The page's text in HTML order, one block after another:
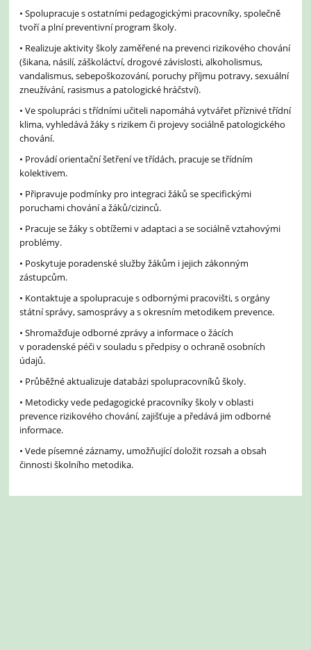
• Spolupracuje s ostatními pedagogickými pracovníky, společně
tvoří a plní preventivní program školy.
• Realizuje aktivity školy zaměřené na prevenci rizikového chování
(šikana, násilí, záškoláctví, drogové závislosti, alkoholismus,
vandalismus, sebepoškozování, poruchy příjmu potravy, sexuální
zneužívání, rasismus a patologické hráčství).
• Ve spolupráci s třídními učiteli napomáhá vytvářet příznivé třídní
klima, vyhledává žáky s rizikem či projevy sociálně patologického
chování.
• Provádí orientační šetření ve třídách, pracuje se třídním
kolektivem.
• Připravuje podmínky pro integraci žáků se specifickými
poruchami chování a žáků/cizinců.
• Pracuje se žáky s obtížemi v adaptaci a se sociálně vztahovými
problémy.
• Poskytuje poradenské služby žákům i jejich zákonným
zástupcům.
• Kontaktuje a spolupracuje s odbornými pracovišti, s orgány
státní správy, samosprávy a s okresním metodikem prevence.
• Shromažďuje odborné zprávy a informace o žácích
v poradenské péči v souladu s předpisy o ochraně osobních
údajů.
• Průběžné aktualizuje databázi spolupracovníků školy.
• Metodicky vede pedagogické pracovníky školy v oblasti
prevence rizikového chování, zajišťuje a předává jim odborné
informace.
• Vede písemné záznamy, umožňující doložit rozsah a obsah
činnosti školního metodika.